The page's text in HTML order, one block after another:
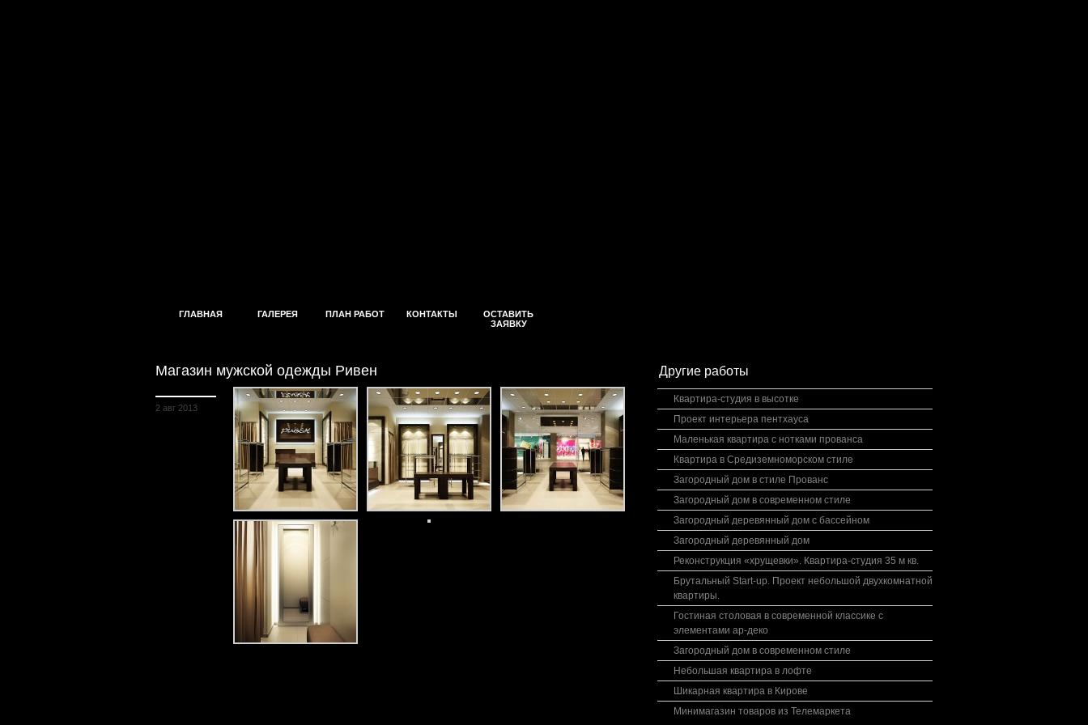
ГЛАВНАЯ ГАЛЕРЕЯ ПЛАН РАБОТ КОНТАКТЫ
ОСТАВИТЬ
ЗАЯВКУ
Магазин мужской одежды Ривен
2 авг 2013
Другие работы
Квартира-студия в высотке
Проект интерьера пентхауса
Маленькая квартира с нотками прованса
Квартира в Средиземноморском стиле
Загородный дом в стиле Прованс
Загородный дом в современном стиле
Загородный деревянный дом с бассейном
Загородный деревянный дом
Реконструкция «хрущевки». Квартира-студия 35 м кв.
Брутальный Start-up. Проект небольшой двухкомнатной
квартиры.
Гостиная столовая в современной классике с
элементами ар-деко
Загородный дом в современном стиле
Небольшая квартира в лофте
Шикарная квартира в Кирове
Минимагазин товаров из Телемаркета